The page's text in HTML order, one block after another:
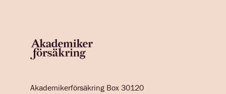
Akademikerförsäkring Box 30120